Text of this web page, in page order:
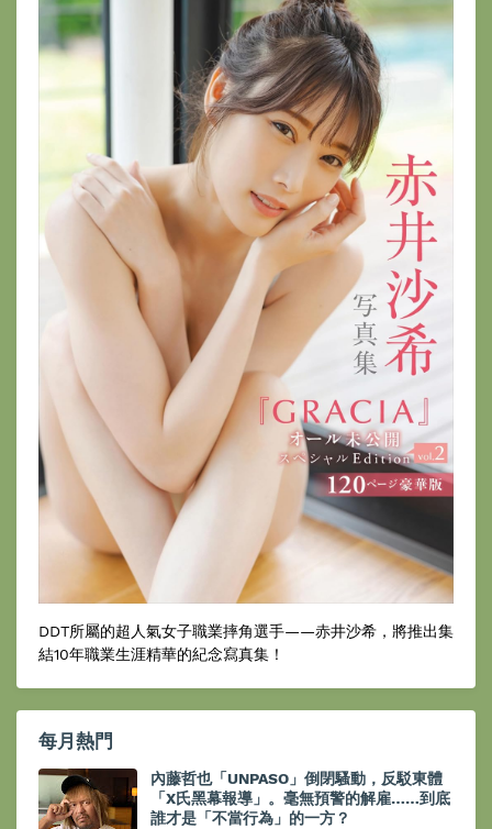
DDT所屬的超人氣女子職業摔角選手——赤井沙希，將推出集
結10年職業生涯精華的紀念寫真集！
每月熱門
內藤哲也「UNPASO」倒閉騷動，反駁東體
「X氏黑幕報導」。毫無預警的解雇……到底
誰才是「不當行為」的一方？